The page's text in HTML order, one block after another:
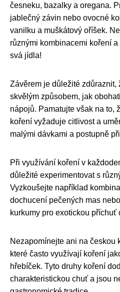
česneku, bazalky a oregana.
jablečný závin nebo ovocné
vanilku a muškátový oříšek.
různými kombinacemi koření
svá jídla!
Závěrem je důležité zdůraznit,
skvělým způsobem, jak
nápojů. Pamatujte však na to,
koření vyžaduje citlivost a
malými dávkami a postupně
Při využívání koření v
důležité experimentovat s
Vyzkoušejte například
dochucení pečených mas
kurkumy pro exotickou příchuť
Nezapomínejte ani na českou
které často využívají koření
hřebíček. Tyto druhy koření
charakteristickou chuť a jsou